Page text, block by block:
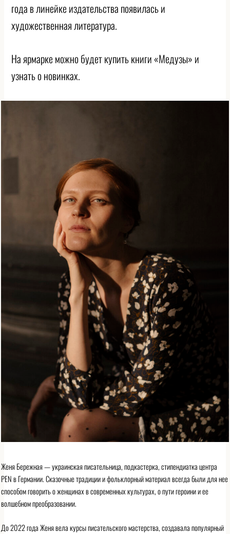
года в линейке издательства появилась и
художественная литература.
На ярмарке можно будет купить книги «Медузы» и
узнать о новинках.
Женя Бережная — украинская писательница, подкастерка, стипендиатка центра
PEN в Германии. Сказочные традиции и фольклорный материал всегда были для нее
способом говорить о женщинах в современных культурах, о пути героини и ее
волшебном преобразовании.
До 2022 года Женя вела курсы писательского мастерства, создавала популярный